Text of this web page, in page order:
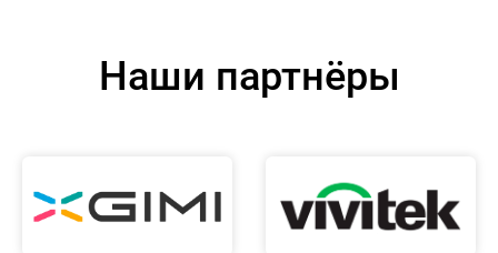
Наши партнёры